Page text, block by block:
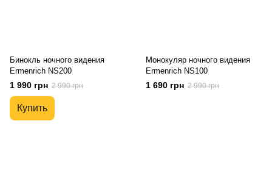
Бинокль ночного видения
Ermenrich NS200
1 990 грн 2 990 грн
Купить
Монокуляр ночного видения
Ermenrich NS100
1 690 грн 2 990 грн